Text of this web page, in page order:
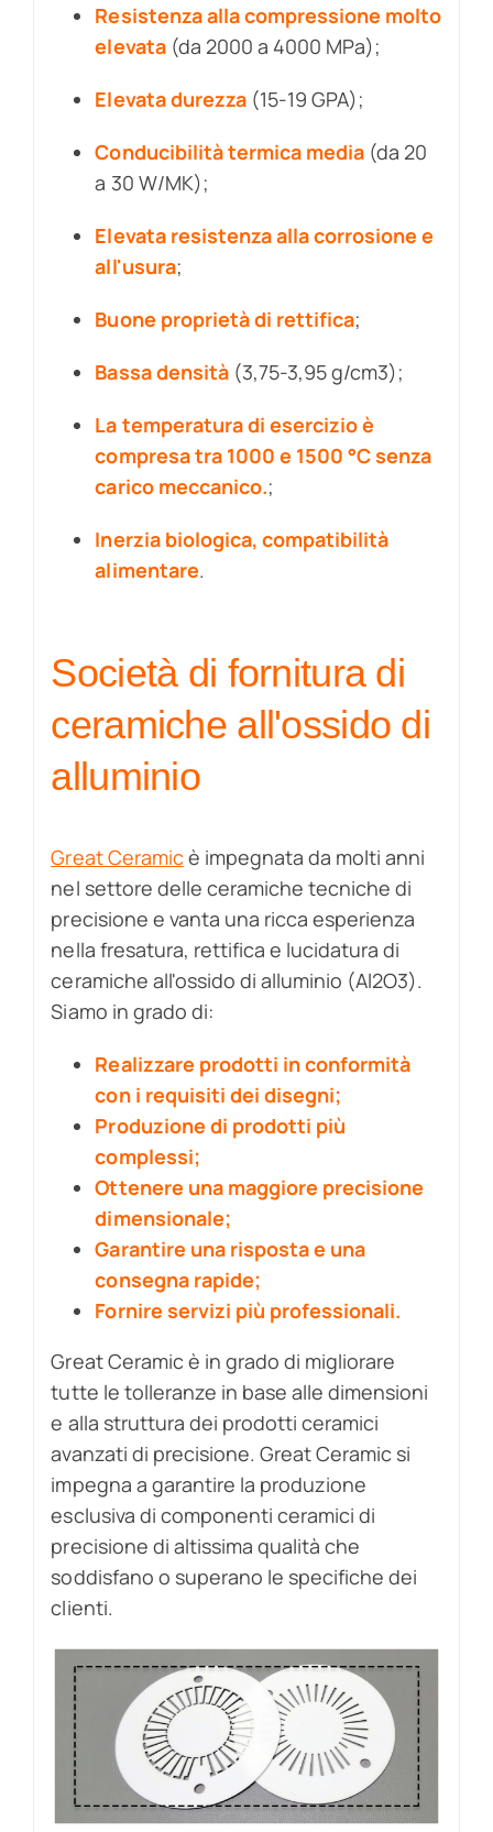
Resistenza alla compressione molto
elevata(da 2000 a 4000 MPa);
Elevata durezza(15-19 GPA);
Conducibilità termica media(da 20
a 30 W/MK);
Elevata resistenza alla corrosione e
all'usura;
Buone proprietà di rettifica;
Bassa densità(3,75-3,95 g/cm3);
La temperatura di esercizio è
compresa tra 1000 e 1500 °C senza
carico meccanico.;
Inerzia biologica, compatibilità
alimentare.
Società di fornitura di
ceramiche all'ossido di
alluminio
Great Ceramicè impegnata da molti anni
nel settore delle ceramiche tecniche di
precisione e vanta una ricca esperienza
nella fresatura, rettifica e lucidatura di
ceramiche all'ossido di alluminio (Al2O3).
Siamo in grado di:
Realizzare prodotti in conformità
con i requisiti dei disegni;
Produzione di prodotti più
complessi;
Ottenere una maggiore precisione
dimensionale;
Garantire una risposta e una
consegna rapide;
Fornire servizi più professionali.
Great Ceramic è in grado di migliorare
tutte le tolleranze in base alle dimensioni
e alla struttura dei prodotti ceramici
avanzati di precisione. Great Ceramic si
impegna a garantire la produzione
esclusiva di componenti ceramici di
precisione di altissima qualità che
soddisfano o superano le specifiche dei
clienti.